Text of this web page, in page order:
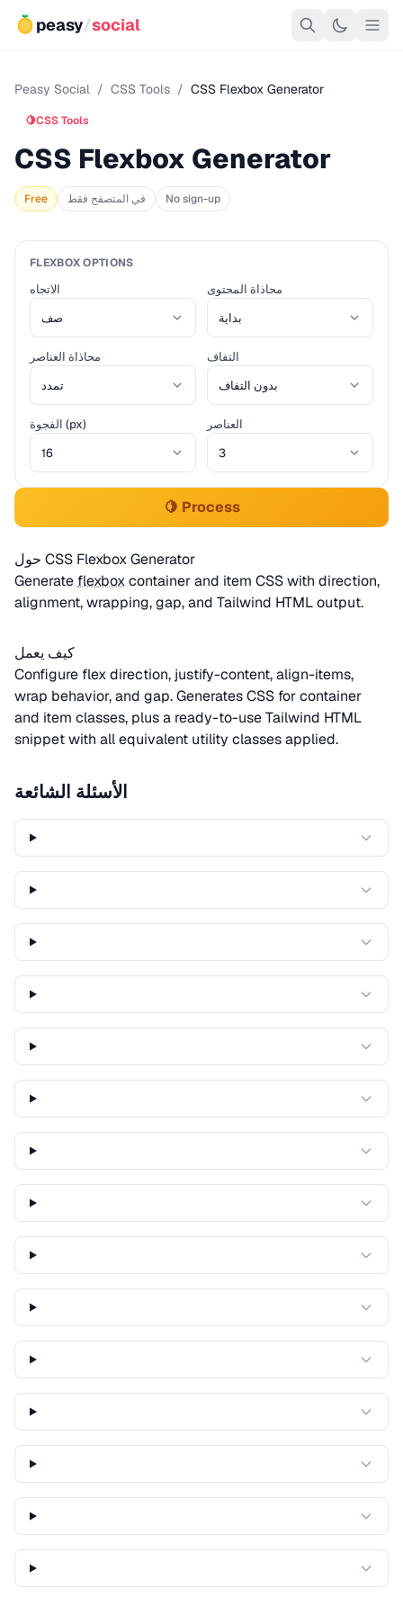
peasy/social
Peasy Social / CSS Tools / CSS Flexbox Generator
🍋CSS Tools
CSS Flexbox Generator
Free في المتصفح فقط No sign-up
FLEXBOX OPTIONS
الاتجاه محاذاة المحتوى
محاذاة العناصر التفاف
الفجوة (px) العناصر
🍋 Process
حول CSS Flexbox Generator
Generate flexboxcontainer and item CSS with direction,
alignment, wrapping, gap, and Tailwind HTML output.
كيف يعمل
Configure flex direction, justify-content, align-items,
wrap behavior, and gap. Generates CSS for container
and item classes, plus a ready-to-use Tailwind HTML
snippet with all equivalent utility classes applied.
الأسئلة الشائعة